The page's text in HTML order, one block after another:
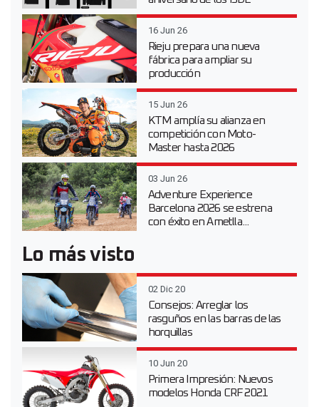
16 Jun 26
Rieju prepara una nueva
fábrica para ampliar su
producción
15 Jun 26
KTM amplía su alianza en
competición con Moto-
Master hasta 2026
03 Jun 26
Adventure Experience
Barcelona 2026 se estrena
con éxito en Ametlla...
Lo más visto
02 Dic 20
Consejos: Arreglar los
rasguños en las barras de las
horquillas
10 Jun 20
Primera Impresión: Nuevos
modelos Honda CRF 2021